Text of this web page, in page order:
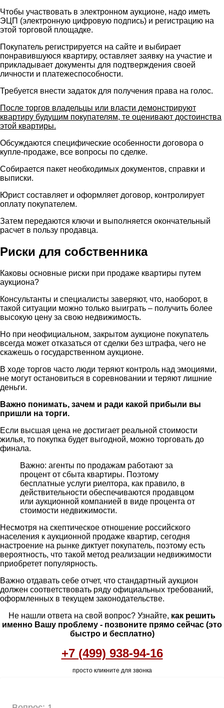
Чтобы участвовать в электронном аукционе, надо иметь
ЭЦП (электронную цифровую подпись) и регистрацию на
этой торговой площадке.
Покупатель регистрируется на сайте и выбирает
понравившуюся квартиру, оставляет заявку на участие и
прикладывает документы для подтверждения своей
личности и платежеспособности.
Требуется внести задаток для получения права на голос.
После торгов владельцы или власти демонстрируют
квартиру будущим покупателям, те оценивают достоинства
этой квартиры.
Обсуждаются специфические особенности договора о
купле-продаже, все вопросы по сделке.
Собирается пакет необходимых документов, справки и
выписки.
Юрист составляет и оформляет договор, контролирует
оплату покупателем.
Затем передаются ключи и выполняется окончательный
расчет в пользу продавца.
Риски для собственника
Каковы основные риски при продаже квартиры путем
аукциона?
Консультанты и специалисты заверяют, что, наоборот, в
такой ситуации можно только выиграть – получить более
высокую цену за свою недвижимость.
Но при неофициальном, закрытом аукционе покупатель
всегда может отказаться от сделки без штрафа, чего не
скажешь о государственном аукционе.
В ходе торгов часто люди теряют контроль над эмоциями,
не могут остановиться в соревновании и теряют лишние
деньги.
Важно понимать, зачем и ради какой прибыли вы
пришли на торги.
Если высшая цена не достигает реальной стоимости
жилья, то покупка будет выгодной, можно торговать до
финала.
Важно: агенты по продажам работают за
процент от сбыта квартиры. Поэтому
бесплатные услуги риелтора, как правило, в
действительности обеспечиваются продавцом
или аукционной компанией в виде процента от
стоимости недвижимости.
Несмотря на скептическое отношение российского
населения к аукционной продаже квартир, сегодня
настроение на рынке диктует покупатель, поэтому есть
вероятность, что такой метод реализации недвижимости
приобретет популярность.
Важно отдавать себе отчет, что стандартный аукцион
должен соответствовать ряду официальных требований,
оформленных в текущем законодательстве.
Не нашли ответа на свой вопрос? Узнайте, как решить
именно Вашу проблему - позвоните прямо сейчас (это
быстро и бесплатно)
+7 (499) 938-94-16
просто кликните для звонка